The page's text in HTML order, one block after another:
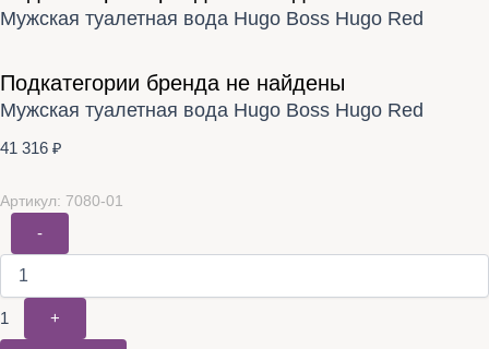
Мужская туалетная вода Hugo Boss Hugo Red
Подкатегории бренда не найдены
Мужская туалетная вода Hugo Boss Hugo Red
41 316 ₽
Артикул: 7080-01
-
1 +